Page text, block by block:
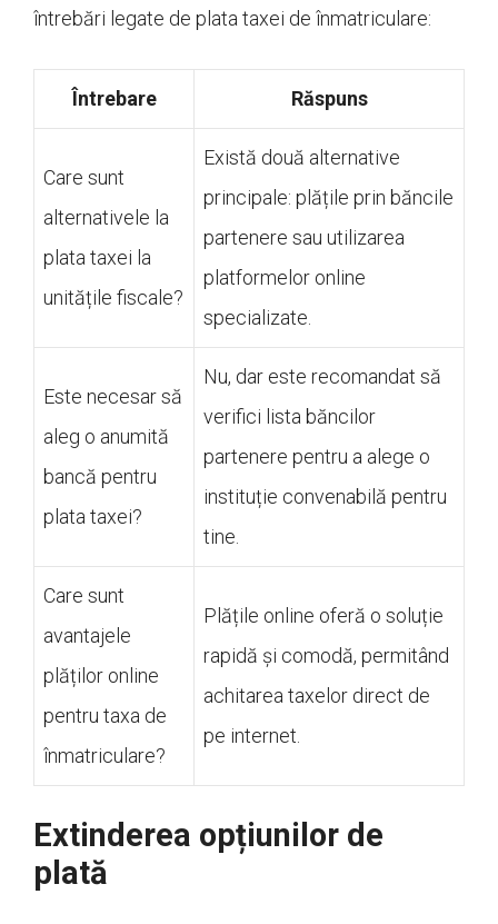
întrebări legate de plata taxei de înmatriculare:
Întrebare Răspuns
Care sunt
alternativele la
plata taxei la
unitățile fiscale?
Există două alternative
principale: plățile prin băncile
partenere sau utilizarea
platformelor online
specializate.
Este necesar să
aleg o anumită
bancă pentru
plata taxei?
Nu, dar este recomandat să
verifici lista băncilor
partenere pentru a alege o
instituție convenabilă pentru
tine.
Care sunt
avantajele
plăților online
pentru taxa de
înmatriculare?
Plățile online oferă o soluție
rapidă și comodă, permitând
achitarea taxelor direct de
pe internet.
Extinderea opțiunilor de
plată